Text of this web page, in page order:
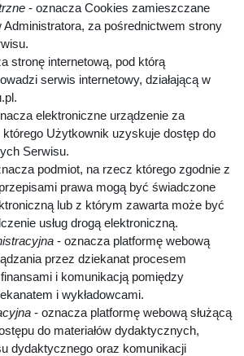
- oznacza Cookies zamieszczane
Administratora, za pośrednictwem strony
stronę internetową, pod którą
serwis internetowy, działającą w
elektroniczne urządzenie za
Użytkownik uzyskuje dostęp do
Serwisu.
podmiot, na rzecz którego zgodnie z
prawa mogą być świadczone
lub z którym zawarta może być
usług drogą elektroniczną.
- oznacza platformę webową
przez dziekanat procesem
i komunikacją pomiędzy
i wykładowcami.
- oznacza platformę webową służącą
do materiałów dydaktycznych,
dydaktycznego oraz komunikacji